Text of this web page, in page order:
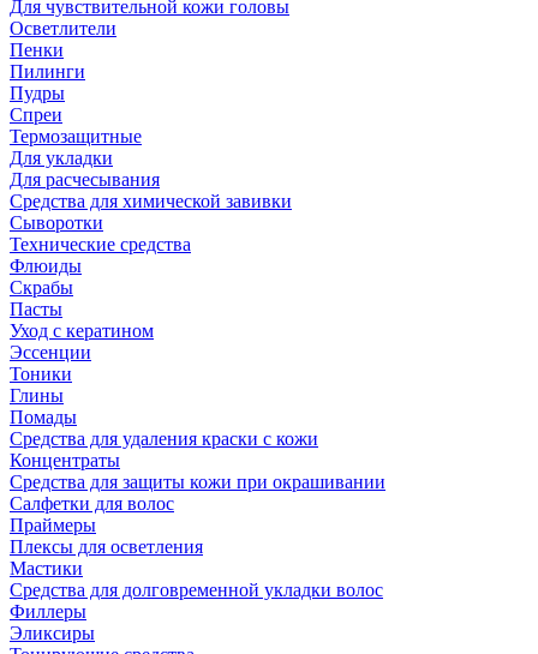
Для чувствительной кожи головы
Осветлители
Пенки
Пилинги
Пудры
Спреи
Термозащитные
Для укладки
Для расчесывания
Средства для химической завивки
Сыворотки
Технические средства
Флюиды
Скрабы
Пасты
Уход с кератином
Эссенции
Тоники
Глины
Помады
Средства для удаления краски с кожи
Концентраты
Средства для защиты кожи при окрашивании
Салфетки для волос
Праймеры
Плексы для осветления
Мастики
Средства для долговременной укладки волос
Филлеры
Эликсиры